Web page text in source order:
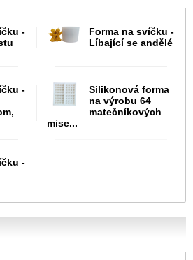
-
Forma na svíčku -
Líbající se andělé
-
Silikonová forma
na výrobu 64
matečníkových
mise...
-